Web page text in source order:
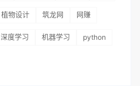
植物设计 筑龙网 网赚
深度学习 机器学习 python